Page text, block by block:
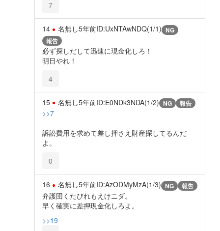
7
14 名無し5年前ID:UxNTAwNDQ(1/1) NG
報告
必ず探しだして迅速に現金化しろ！
明日やれ！
4
15 名無し5年前ID:E0NDk3NDA(1/2) NG 報告
>>7
訴訟費用を求めて差し押さえ財産探してるんだ
よ。
0
16 名無し5年前ID:AzODMyMzA(1/3) NG 報告
弁護団くたびれもえけニダ。
早く確実に差押現金化しろよ。
>>19